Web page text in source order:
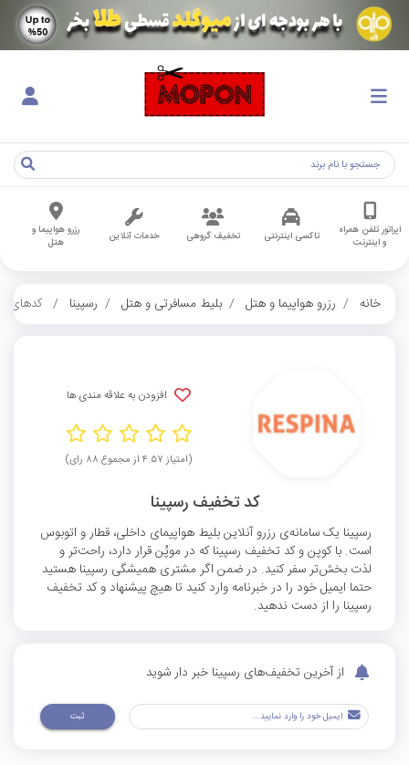
اپراتور تلفن همراه
و اینترنت
تاکسی اینترنتی تخفیف گروهی خدمات آنلاین
رزرو هواپیما و
هتل
خانه رزرو هواپیما و هتل بلیط مسافرتی و هتل رسپینا کدهای
افزودن به علاقه مندی ها
(امتیاز ۴.۵۷ از مجموع ۸۸ رای)
کد تخفیف رسپینا
رسپینا یک سامانه‌ی رزرو آنلاین بلیط هواپیمای داخلی، قطار و اتوبوس
است. با کوپن و کد تخفیف رسپینا که در موپُن قرار دارد، راحت‌تر و
لذت بخش‌تر سفر کنید. در ضمن اگر مشتری همیشگی رسپینا هستید
حتما ایمیل خود را در خبرنامه وارد کنید تا هیچ پیشنهاد و کد تخفیف
رسپینا را از دست ندهید.
از آخرین تخفیف‌های رسپینا خبر دار شوید
ثبت